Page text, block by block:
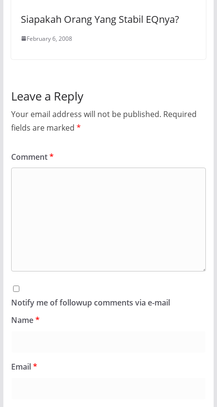
Siapakah Orang Yang Stabil EQnya?
February 6, 2008
Leave a Reply
Your email address will not be published. Required
fields are marked *
Comment*
Notify me of followup comments via e-mail
Name*
Email*